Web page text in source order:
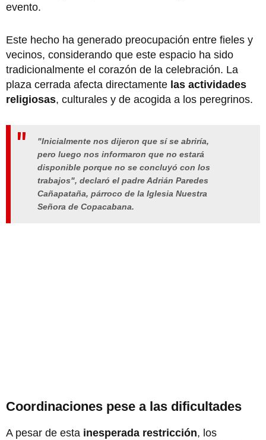
evento.
Este hecho ha generado preocupación entre fieles y
vecinos, considerando que este espacio ha sido
tradicionalmente el corazón de la celebración. La
plaza cerrada afecta directamente las actividades
religiosas, culturales y de acogida a los peregrinos.
"Inicialmente nos dijeron que sí se abriría,
pero luego nos informaron que no estará
disponible porque no se concluyó con los
trabajos", declaró el padre Adrián Paredes
Cañapataña, párroco de la Iglesia Nuestra
Señora de Copacabana.
Coordinaciones pese a las dificultades
A pesar de esta inesperada restricción, los